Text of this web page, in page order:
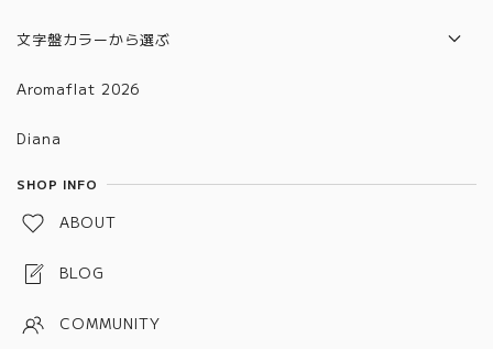
本革ベルト
文字盤カラーから選ぶ
グラデーション
パープル
Aromaflat 2026
Diana
SHOP INFO
ABOUT
BLOG
COMMUNITY